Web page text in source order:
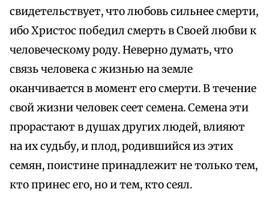
свидетельствует, что любовь сильнее смерти,
ибо Христос победил смерть в Своей любви к
человеческому роду. Неверно думать, что
связь человека с жизнью на земле
оканчивается в момент его смерти. В течение
свой жизни человек сеет семена. Семена эти
прорастают в душах других людей, влияют
на их судьбу, и плод, родившийся из этих
семян, поистине принадлежит не только тем,
кто принес его, но и тем, кто сеял.